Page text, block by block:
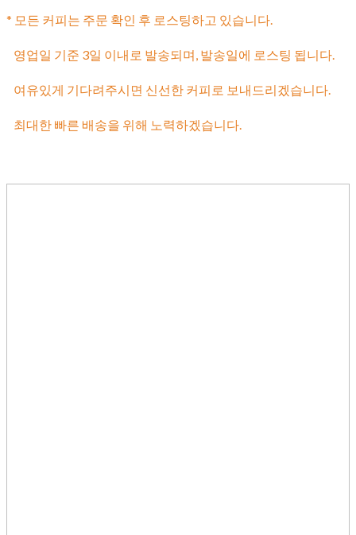
* 모든 커피는 주문 확인 후 로스팅하고 있습니다.
영업일 기준 3일 이내로 발송되며, 발송일에 로스팅 됩니다.
여유있게 기다려주시면 신선한 커피로 보내드리겠습니다.
최대한 빠른 배송을 위해 노력하겠습니다.